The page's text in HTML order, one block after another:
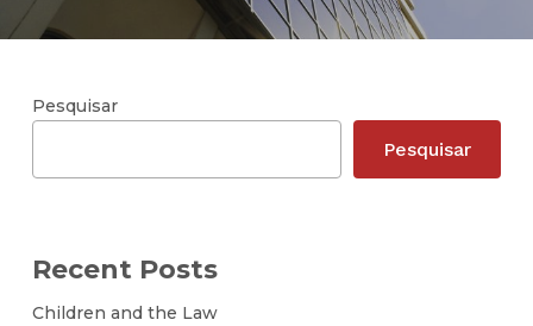
Pesquisar
Pesquisar
Recent Posts
Children and the Law